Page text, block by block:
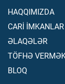
HAQQIMIZDA
CARİ İMKANLAR
ƏLAQƏLƏR
TÖFHƏ
BLOQ